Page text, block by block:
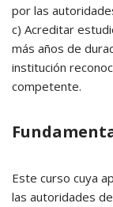
por las
c) Acreditar
más años de
institución
competente.
Este curso cuya
las autoridades